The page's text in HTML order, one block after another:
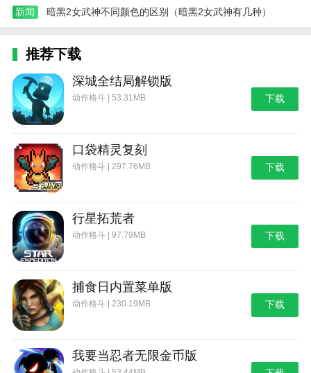
新闻 暗黑2女武神不同颜色的区别（暗黑2女武神有几种）
推荐下载
深城全结局解锁版
动作格斗 | 53.31MB 下载
口袋精灵复刻
动作格斗 | 297.76MB 下载
行星拓荒者
动作格斗 | 97.79MB 下载
捕食日内置菜单版
动作格斗 | 230.19MB 下载
我要当忍者无限金币版